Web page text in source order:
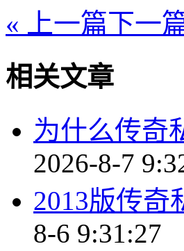
« 上一篇下一
相关文章
为什么传奇
2026-8-7
2013版传奇
8-6 9:31:27